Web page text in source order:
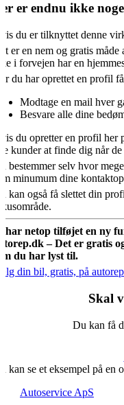
er endnu ikke
du er tilknyttet denne
er en nem og gratis
i forvejen har en
du har oprettet en profil
Modtage en mail hver
Besvare alle dine
du opretter en profil her
kunder at finde dig når
bestemmer selv hvor
minumum dine
kan også få slettet din
har netop tilføjet en ny
– Det er gratis
du har lyst til.
din bil, gratis, på
Skal
Du kan få
kan se et eksempel på en
Autoservice ApS